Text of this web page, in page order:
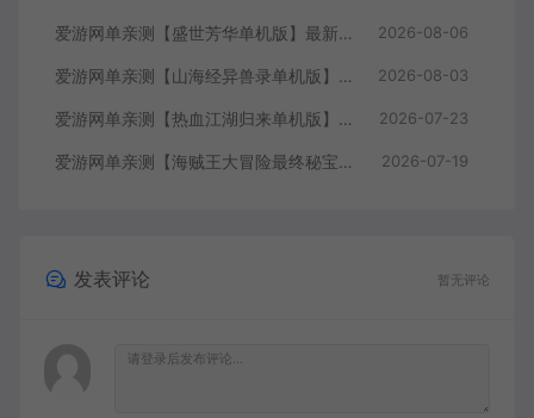
爱游网单亲测【盛世芳华单机版】最新整理宫斗养成回合抽卡多区跨服代金券内购虚拟机一键端视频教学+linux手工外网端文本教学 2026-08-06
爱游网单亲测【山海经异兽录单机版】最新整理11赛季代金券内购版 带GM物品充值后台 模拟器手游 解压一键端 视频安装教学+手工端文本教学 2026-08-03
爱游网单亲测【热血江湖归来单机版】最新整理7职业精修多项修复 带网页GM物品后台 代金券内购 虚拟机一键端视频安装教学+手工端文本教学 2026-07-23
爱游网单亲测【海贼王大冒险最终秘宝】最新整理单机修复版 带网页GM充值物品后台 回合制抽卡模拟器手游 虚拟机一键端视频教学+手工端文本教学 2026-07-19
发表评论 暂无评论